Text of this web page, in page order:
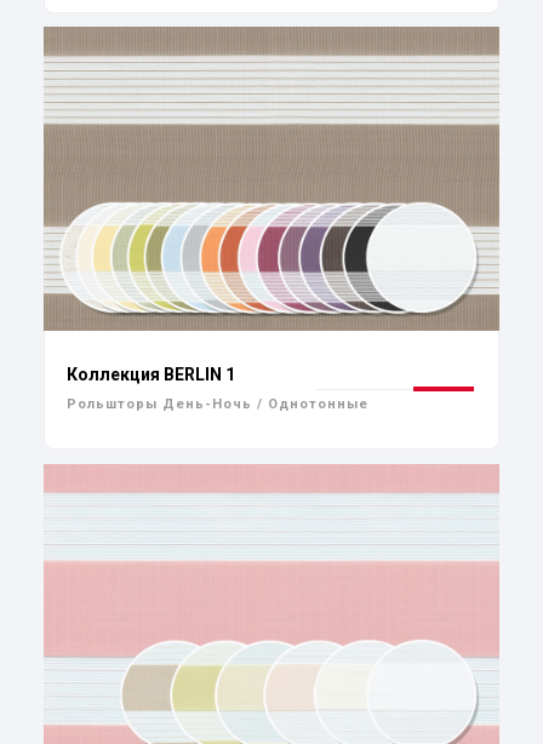
Коллекция BERLIN 1
Рольшторы День-Ночь / Однотонные